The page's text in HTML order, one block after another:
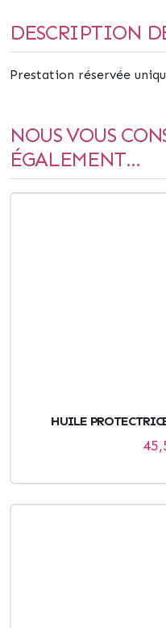
DESCRIPTION
Prestation réservée
NOUS VOUS
ÉGALEMENT...
HUILE